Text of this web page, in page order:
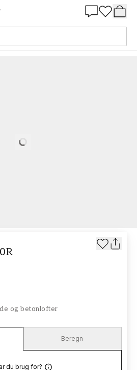
NCS Bestil efter NCS 4030-Y70R
Loading…
og betonlofter
Beregn
du brug for?